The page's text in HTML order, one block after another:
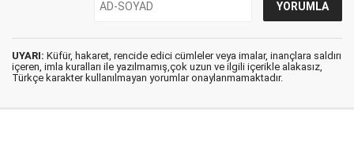
UYARI: Küfür, hakaret, rencide edici cümleler veya imalar, inançlara saldırı
içeren, imla kuralları ile yazılmamış,çok uzun ve ilgili içerikle alakasız,
Türkçe karakter kullanılmayan yorumlar onaylanmamaktadır.